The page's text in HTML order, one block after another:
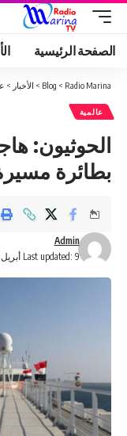
الصفحة الرئيسية
Radio Marina
>
Blog
> الأخبار >
عالمية
الحوثيون:
بطائرة
Last updated: 9 أبريل، 2025 8:08 م
Admin